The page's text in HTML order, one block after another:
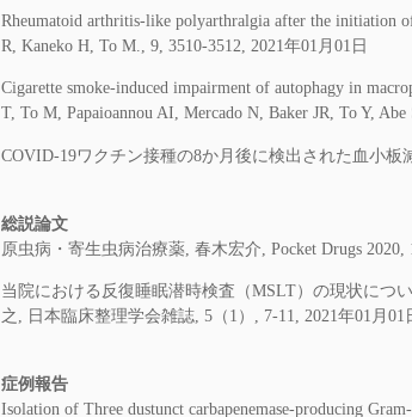
Rheumatoid arthritis-like polyarthralgia after the initiation
R, Kaneko H, To M., 9, 3510-3512, 2021年01月01日
Cigarette smoke-induced impairment of autophagy in
T, To M, Papaioannou AI, Mercado N, Baker JR, To Y,
COVID-19ワクチン接種の8か月後に検出された血小板
総説論文
原虫病・寄生虫病治療薬, 春木宏介, Pocket Drugs 2020,
当院における反復睡眠潜時検査（MSLT）の現状につ
之, 日本臨床整理学会雑誌, 5（1）, 7-11, 2021年01月01
症例報告
Isolation of Three dustunct carbapenemase-producing